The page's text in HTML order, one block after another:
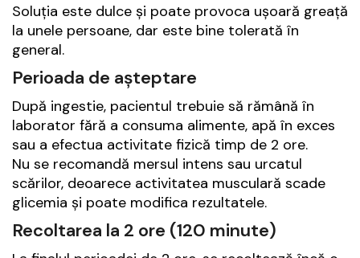
Soluția este dulce și poate provoca ușoară greață
la unele persoane, dar este bine tolerată în
general.
Perioada de așteptare
După ingestie, pacientul trebuie să rămână în
laborator fără a consuma alimente, apă în exces
sau a efectua activitate fizică timp de 2 ore.
Nu se recomandă mersul intens sau urcatul
scărilor, deoarece activitatea musculară scade
glicemia și poate modifica rezultatele.
Recoltarea la 2 ore (120 minute)